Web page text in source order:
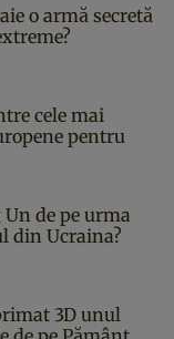
o armă secretă
cele mai
pentru
de pe urma
din Ucraina?
3D unul